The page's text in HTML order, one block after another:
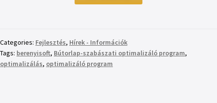
Categories: Fejlesztés, Hírek - Információk
Tags: berenyisoft, Bútorlap-szabászati optimalizáló program,
optimalizálás, optimalizáló program